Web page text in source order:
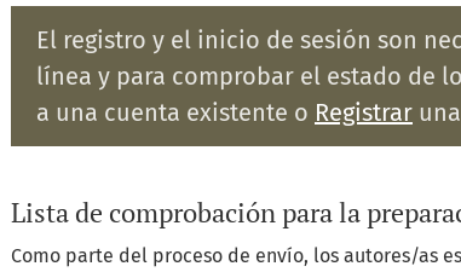
El registro y el inicio de sesión son
línea y para comprobar el estado de
a una cuenta existente o Registrar
Lista de comprobación para la
Como parte del proceso de envío, los autores/as